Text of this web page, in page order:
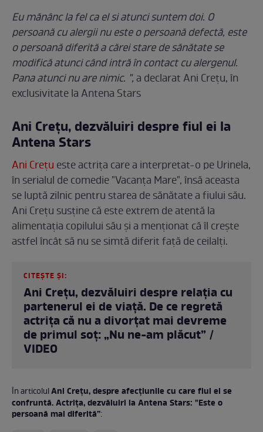
Eu mănânc la fel ca el si atunci suntem doi. O
persoană cu alergii nu este o persoană defectă, este
o persoană diferită a cărei stare de sănătate se
modifică atunci când intră în contact cu alergenul.
Pana atunci nu are nimic. ”,a declarat Ani Crețu, în
exclusivitate la Antena Stars
Ani Crețu, dezvăluiri despre fiul ei la
Antena Stars
Ani Crețu este actrița care a interpretat-o pe Urinela,
în serialul de comedie "Vacanța Mare", însă aceasta
se luptă zilnic pentru starea de sănătate a fiului său.
Ani Crețu susține că este extrem de atentă la
alimentația copilului său și a menționat că îl crește
astfel încât să nu se simtă diferit față de ceilalți.
CITEȘTE ȘI:
Ani Crețu, dezvăluiri despre relația cu
partenerul ei de viață. De ce regretă
actrița că nu a divorțat mai devreme
de primul soț: „Nu ne-am plăcut” /
VIDEO
În articolulAni Crețu, despre afecțiunile cu care fiul ei se
confruntă. Actrița, dezvăluiri la Antena Stars: "Este o
persoană mai diferită”: